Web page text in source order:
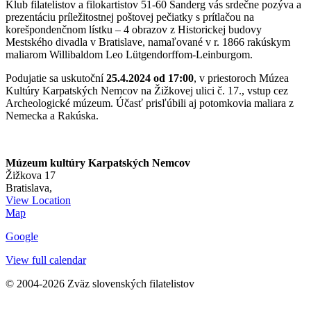
Klub filatelistov a filokartistov 51-60 Sanderg vás srdečne pozýva a
prezentáciu príležitostnej poštovej pečiatky s prítlačou na
korešpondenčnom lístku – 4 obrazov z Historickej budovy
Mestského divadla v Bratislave, namaľované v r. 1866 rakúskym
maliarom Willibaldom Leo Lütgendorffom-Leinburgom.
Podujatie sa uskutoční25.4.2024 od 17:00, v priestoroch Múzea
Kultúry Karpatských Nemcov na Žižkovej ulici č. 17., vstup cez
Archeologické múzeum. Účasť prisľúbili aj potomkovia maliara z
Nemecka a Rakúska.
Múzeum kultúry Karpatských Nemcov
Žižkova 17
Bratislava,
View Location
MapMúzeum
Karpatských
Google
View full calendar
© 2004-2026 Zväz slovenských filatelistov